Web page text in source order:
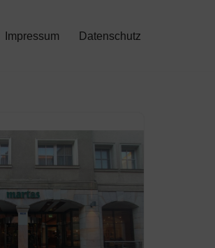
Impressum Datenschutz